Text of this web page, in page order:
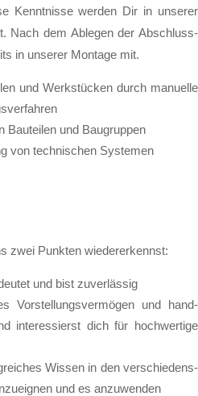
Kennt­nis­se wer­den Dir in un­se­rer
Nach dem Ab­le­gen der Ab­schluss­
in un­se­rer Mon­ta­ge mit.
und Werk­stü­cken durch ma­nu­el­le
Bau­tei­len und Bau­grup­pen
von tech­ni­schen Sys­te­men
zwei Punk­ten wie­der­er­kennst:
und bist zu­ver­läs­sig
Vor­stel­lungs­ver­mö­gen und hand­
in­te­res­sierst dich für hoch­wer­ti­ge
Wis­sen in den ver­schie­dens­
und es an­zu­wen­den